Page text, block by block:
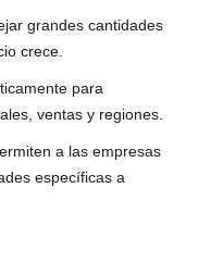
grandes cantidades
crece.
para
ventas y regiones.
a las empresas
específicas a